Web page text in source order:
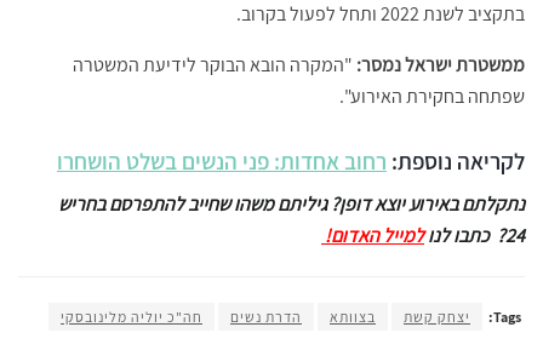
בתקציב לשנת 2022 ותחל לפעול בקרוב.
ממשטרת ישראל נמסר: "המקרה הובא הבוקר לידיעת המשטרה
שפתחה בחקירת האירוע".
לקריאה נוספת: רחוב אחדות: פני הנשים בשלט הושחרו
נתקלתם באירוע יוצא דופן? גיליתם משהו שחייב להתפרסם בחריש
24? כתבו לנו
למייל האדום!
Tags: יצחק קשת בצוותא הדרת נשים חה"כ יוליה מלינובסקי